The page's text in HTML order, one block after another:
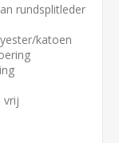
rundsplitleder
katoen
vrij